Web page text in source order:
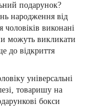
подарунок?
народження від
виконані
можуть викликати
до відкриття
універсальні
товаришу на
бокси